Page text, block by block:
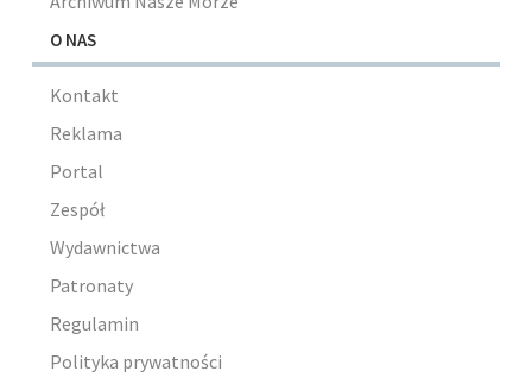
O NAS
Kontakt
Reklama
Portal
Zespół
Wydawnictwa
Patronaty
Regulamin
Polityka prywatności